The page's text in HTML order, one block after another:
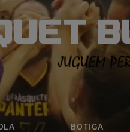
BOTIGA
BOTIGA